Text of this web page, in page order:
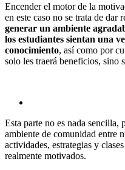
Encender el motor de la
en este caso no se trata de dar
generar un ambiente
los estudiantes sientan una
conocimiento, así como por
solo les traerá beneficios, sino
Esta parte no es nada sencilla,
ambiente de comunidad entre
actividades, estrategias y
realmente motivados.